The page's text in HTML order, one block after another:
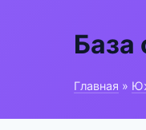
База
Главная »